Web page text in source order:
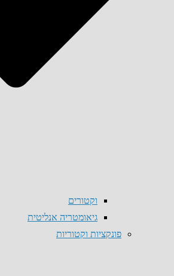
וקטורים
גיאומטריה אנליטית
פונקציות וקטוריות